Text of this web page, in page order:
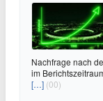
Nachfrage nach
im
[…] (00)